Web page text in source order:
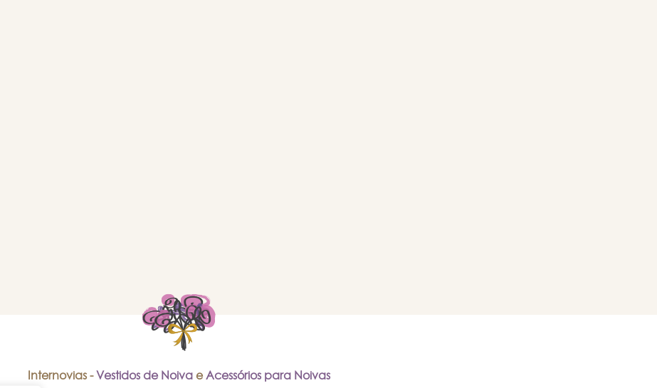
Internovias -Vestidos de Noivae Acessórios para Noivas